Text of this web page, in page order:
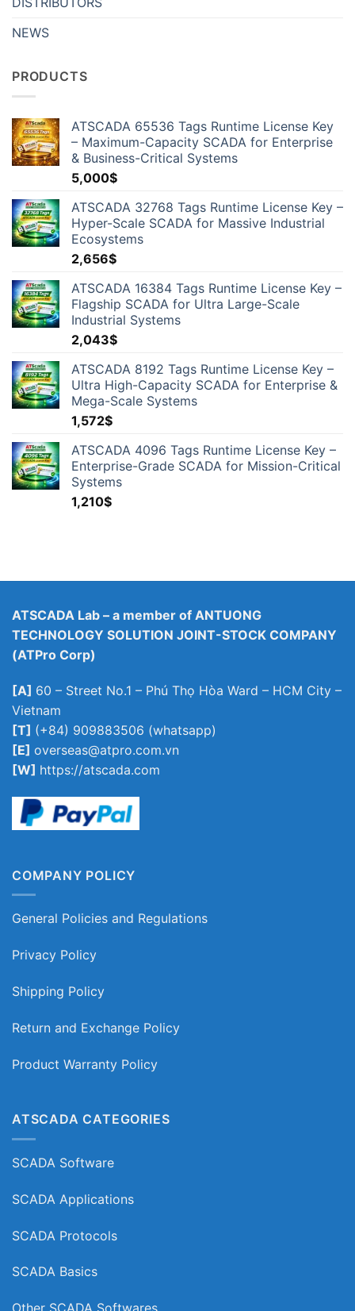
NEWS
PRODUCTS
ATSCADA 65536 Tags Runtime License Key
– Maximum-Capacity SCADA for Enterprise
& Business-Critical Systems
5,000$
ATSCADA 32768 Tags Runtime License Key –
Hyper-Scale SCADA for Massive Industrial
Ecosystems
2,656$
ATSCADA 16384 Tags Runtime License Key –
Flagship SCADA for Ultra Large-Scale
Industrial Systems
2,043$
ATSCADA 8192 Tags Runtime License Key –
Ultra High-Capacity SCADA for Enterprise &
Mega-Scale Systems
1,572$
ATSCADA 4096 Tags Runtime License Key –
Enterprise-Grade SCADA for Mission-Critical
Systems
1,210$
ATSCADA Lab – a member of ANTUONG
TECHNOLOGY SOLUTION JOINT-STOCK COMPANY
(ATPro Corp)
[A] 60 – Street No.1 – Phú Thọ Hòa Ward – HCM City –
Vietnam
[T] (+84) 909883506 (whatsapp)
[E] overseas@atpro.com.vn
[W] https://atscada.com
COMPANY POLICY
General Policies and Regulations
Privacy Policy
Shipping Policy
Return and Exchange Policy
Product Warranty Policy
ATSCADA CATEGORIES
SCADA Software
SCADA Applications
SCADA Protocols
SCADA Basics